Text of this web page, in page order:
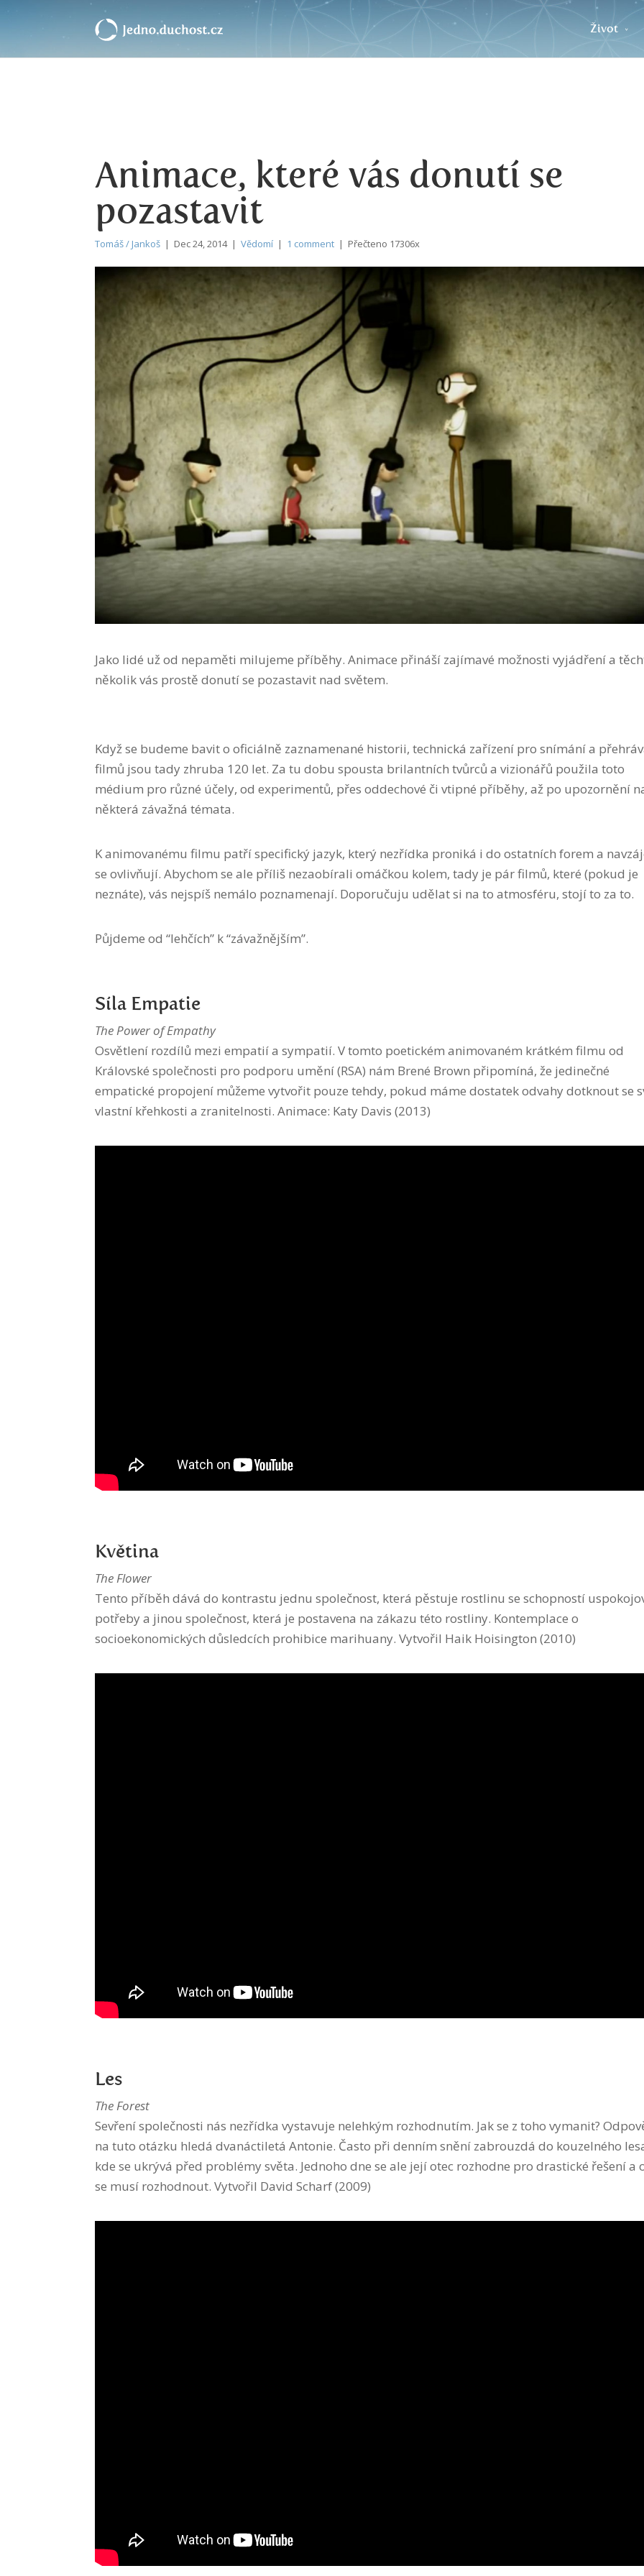
Život
Animace, které vás donutí se
pozastavit
Tomáš / Jankoš | Dec 24, 2014 | Vědomí | 1 comment | Přečteno 17306x
Jako lidé už od nepaměti milujeme příběhy. Animace přináší zajímavé možnosti vyjádření a
několik vás prostě donutí se pozastavit nad světem.
Když se budeme bavit o oficiálně zaznamenané historii, technická zařízení pro snímání a
filmů jsou tady zhruba 120 let. Za tu dobu spousta brilantních tvůrců a vizionářů použila toto
médium pro různé účely, od experimentů, přes oddechové či vtipné příběhy, až po upozornění
některá závažná témata.
K animovanému filmu patří specifický jazyk, který nezřídka proniká i do ostatních forem a
se ovlivňují. Abychom se ale příliš nezaobírali omáčkou kolem, tady je pár filmů, které (pokud je
neznáte), vás nejspíš nemálo poznamenají. Doporučuju udělat si na to atmosféru, stojí to za to.
Půjdeme od “lehčích” k “závažnějším”.
Síla Empatie
The Power of Empathy
Osvětlení rozdílů mezi empatií a sympatií. V tomto poetickém animovaném krátkém filmu od
Královské společnosti pro podporu umění (RSA) nám Brené Brown připomíná, že jedinečné
empatické propojení můžeme vytvořit pouze tehdy, pokud máme dostatek odvahy dotknout se
vlastní křehkosti a zranitelnosti. Animace: Katy Davis (2013)
Květina
The Flower
Tento příběh dává do kontrastu jednu společnost, která pěstuje rostlinu se schopností
potřeby a jinou společnost, která je postavena na zákazu této rostliny. Kontemplace o
socioekonomických důsledcích prohibice marihuany. Vytvořil Haik Hoisington (2010)
Les
The Forest
Sevření společnosti nás nezřídka vystavuje nelehkým rozhodnutím. Jak se z toho vymanit?
na tuto otázku hledá dvanáctiletá Antonie. Často při denním snění zabrouzdá do kouzelného
kde se ukrývá před problémy světa. Jednoho dne se ale její otec rozhodne pro drastické řešení a
se musí rozhodnout. Vytvořil David Scharf (2009)